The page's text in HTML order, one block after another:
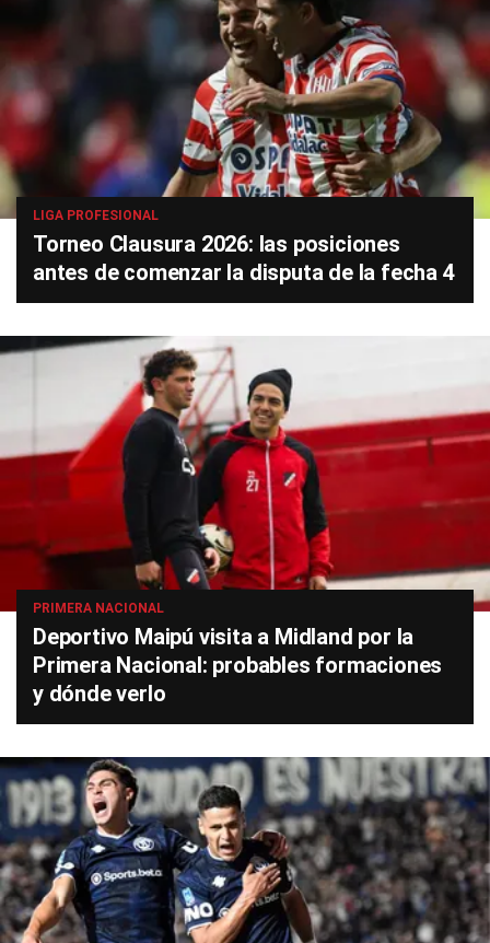
LIGA PROFESIONAL
Torneo Clausura 2026: las posiciones
antes de comenzar la disputa de la fecha 4
PRIMERA NACIONAL
Deportivo Maipú visita a Midland por la
Primera Nacional: probables formaciones
y dónde verlo